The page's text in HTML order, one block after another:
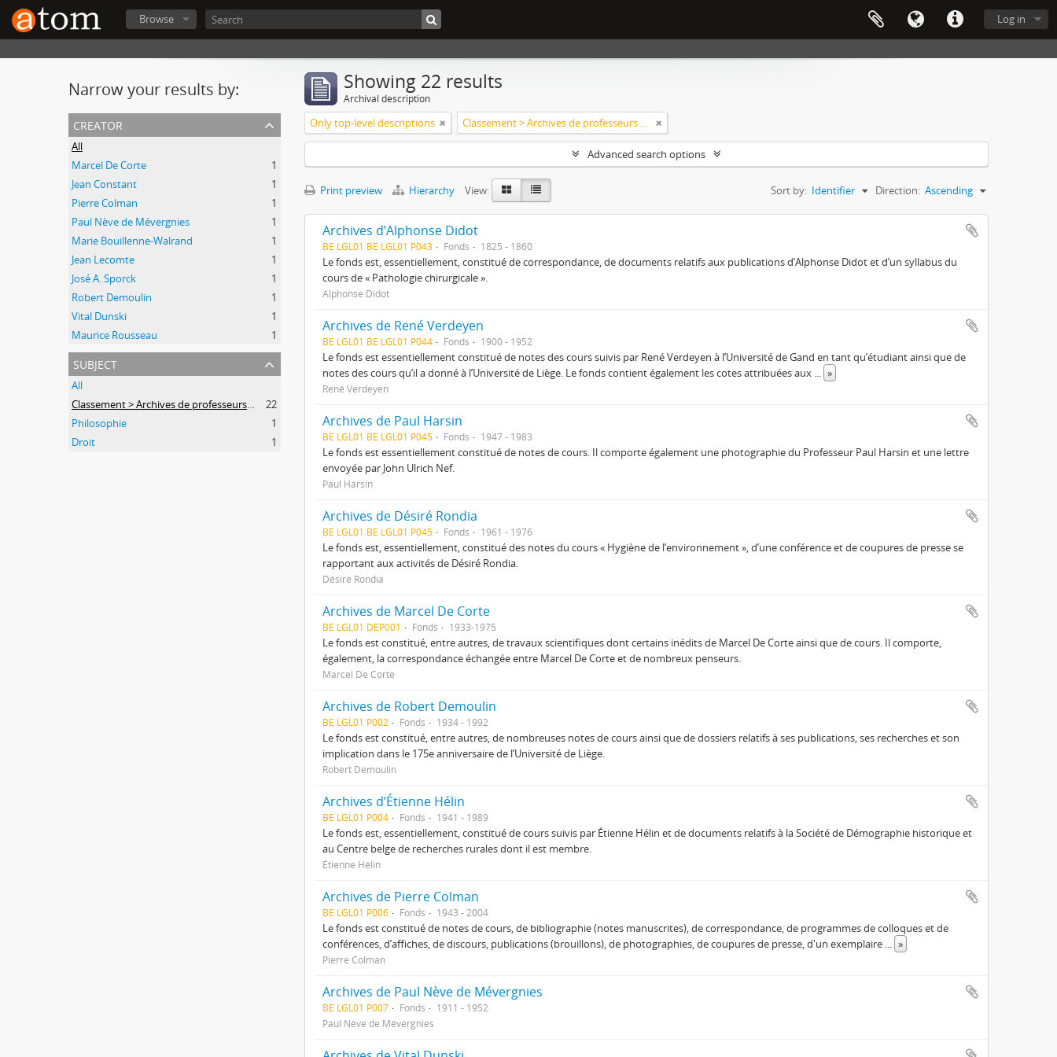
Log in
Browse
Narrow your results by:
creator
All
Marcel De Corte
1
Jean Constant
1
Pierre Colman
1
Paul Nève de Mévergnies
1
Marie Bouillenne-Walrand
1
Jean Lecomte
1
José A. Sporck
1
Robert Demoulin
1
Vital Dunski
1
Maurice Rousseau
1
subject
All
Classement > Archives de professeurs et chercheurs
22
Philosophie
1
Droit
1
Showing 22 results
Archival description
Only top-level descriptions Classement > Archives de professeurs et chercheurs
Advanced search options
Print preview Hierarchy View: Sort by: Identifier Direction: Ascending
Archives d’Alphonse Didot
BE LGL01 BE LGL01 P043 Fonds 1825 - 1860
Le fonds est, essentiellement, constitué de correspondance, de documents relatifs aux publications d’Alphonse Didot et d’un syllabus du
cours de « Pathologie chirurgicale ».
Alphonse Didot
Archives de René Verdeyen
BE LGL01 BE LGL01 P044 Fonds 1900 - 1952
Le fonds est essentiellement constitué de notes des cours suivis par René Verdeyen à l’Université de Gand en tant qu’étudiant ainsi que de
notes des cours qu’il a donné à l’Université de Liège. Le fonds contient également les cotes attribuées aux ... »
René Verdeyen
Archives de Paul Harsin
BE LGL01 BE LGL01 P045 Fonds 1947 - 1983
Le fonds est essentiellement constitué de notes de cours. Il comporte également une photographie du Professeur Paul Harsin et une lettre
envoyée par John Ulrich Nef.
Paul Harsin
Archives de Désiré Rondia
BE LGL01 BE LGL01 P045 Fonds 1961 - 1976
Le fonds est, essentiellement, constitué des notes du cours « Hygiène de l’environnement », d’une conférence et de coupures de presse se
rapportant aux activités de Désiré Rondia.
Désiré Rondia
Archives de Marcel De Corte
BE LGL01 DEP001 Fonds 1933-1975
Le fonds est constitué, entre autres, de travaux scientifiques dont certains inédits de Marcel De Corte ainsi que de cours. Il comporte,
également, la correspondance échangée entre Marcel De Corte et de nombreux penseurs.
Marcel De Corte
Archives de Robert Demoulin
BE LGL01 P002 Fonds 1934 - 1992
Le fonds est constitué, entre autres, de nombreuses notes de cours ainsi que de dossiers relatifs à ses publications, ses recherches et son
implication dans le 175e anniversaire de l’Université de Liège.
Robert Demoulin
Archives d’Étienne Hélin
BE LGL01 P004 Fonds 1941 - 1989
Le fonds est, essentiellement, constitué de cours suivis par Étienne Hélin et de documents relatifs à la Société de Démographie historique et
au Centre belge de recherches rurales dont il est membre.
Étienne Hélin
Archives de Pierre Colman
BE LGL01 P006 Fonds 1943 - 2004
Le fonds est constitué de notes de cours, de bibliographie (notes manuscrites), de correspondance, de programmes de colloques et de
conférences, d’affiches, de discours, publications (brouillons), de photographies, de coupures de presse, d'un exemplaire ... »
Pierre Colman
Archives de Paul Nève de Mévergnies
BE LGL01 P007 Fonds
1911 - 1952
Paul Nève de Mévergnies